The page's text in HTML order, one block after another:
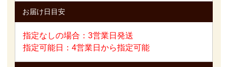
お届け日目安
指定なしの場合：3営業日発送
指定可能日：4営業日から指定可能